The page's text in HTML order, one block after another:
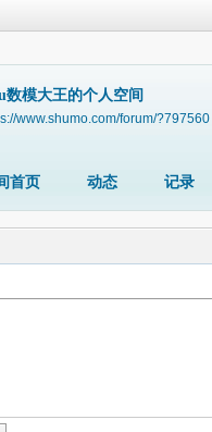
数模大王的个人空间
www.shumo.com/forum/?797560
首页 动态 记录